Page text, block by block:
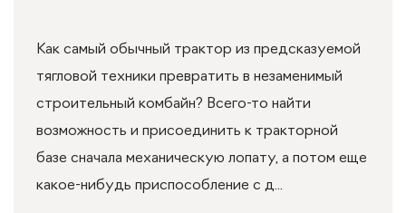
Как самый обычный трактор из предсказуемой
тягловой техники превратить в незаменимый
строительный комбайн? Всего-то найти
возможность и присоединить к тракторной
базе сначала механическую лопату, а потом еще
какое-нибудь приспособление с д...